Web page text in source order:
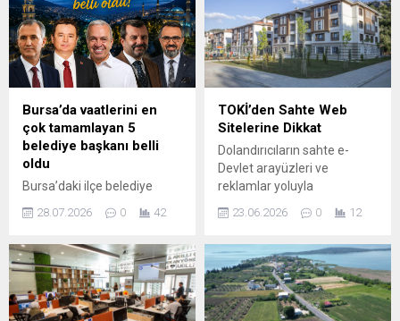
Bursa’da vaatlerini en
çok tamamlayan 5
belediye başkanı belli
oldu
Bursa’daki ilçe belediye
başkanlarının ikinci yıl
performanslarını
seçim döneminde açıklanan
vaatlerin tamamlanma
oranları sıralandı. Paylaşılan
verilere göre listenin ilk
28.07.2026 0 42
TOKİ’den Sahte Web
Sitelerine Dikkat
Dolandırıcıların sahte e-
Devlet arayüzleri ve
reklamlar yoluyla
vatandaşları yönlendirdiği
tespit edildi. Resmi
siteler, açık satış
kampanyaları sırasında
kullanıcıları yanıltarak kişisel
bilgi ve ödeme taleplerinde
23.06.2026 0 12